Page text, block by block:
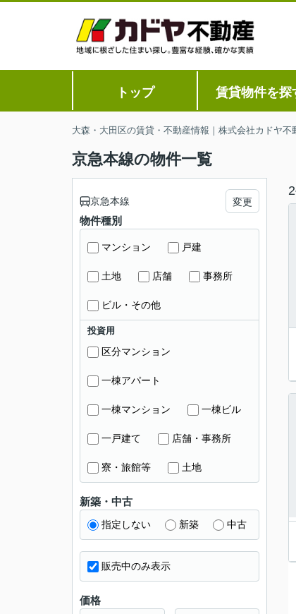
トップ 賃貸物件を探
大森・大田区の賃貸・不動産情報｜株式会社カドヤ不
京急本線の物件一覧
2
京急本線 変更
物件種別
マンション 戸建
土地 店舗 事務所
ビル・その他
投資用
区分マンション
一棟アパート
一棟マンション 一棟ビル
一戸建て 店舗・事務所
寮・旅館等 土地
新築・中古
指定しない 新築 中古
販売中のみ表示
価格